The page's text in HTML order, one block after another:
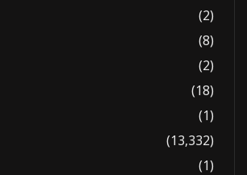
(2)
(8)
(2)
(18)
(1)
(13,332)
(1)